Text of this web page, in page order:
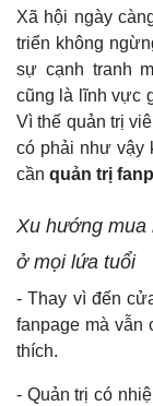
Xã hội ngày
triển không
sự cạnh tranh
cũng là lĩnh vực
Vì thế quản trị
có phải như vậy
cần quản trị
Xu hướng mua
ở mọi lứa tuổi
- Thay vì đến
fanpage mà vẫn
thích.
- Quản trị có